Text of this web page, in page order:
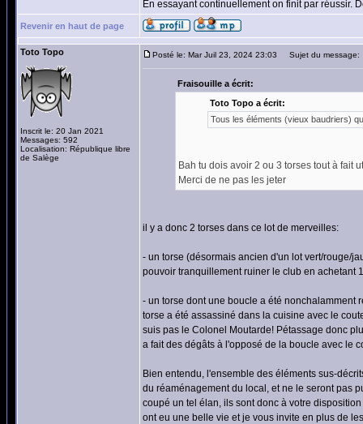
En essayant continuellement on finit par réussir.
Revenir en haut de page
Toto Topo
Inscrit le: 20 Jan 2021
Messages: 592
Localisation: République libre
de Salège
Posté le: Mar Juil 23, 2024 23:03 Sujet du message:
Fraisouille a écrit:
Toto Topo a écrit:
Tous les éléments (vieux baudriers)
Bah tu dois avoir 2 ou 3 torses tout à fait
Merci de ne pas les jeter
il y a donc 2 torses dans ce lot de merveilles:
- un torse (désormais ancien d'un lot vert/rouge/
pouvoir tranquillement ruiner le club en achetant
- un torse dont une boucle a été nonchalamment
torse a été assassiné dans la cuisine avec le
suis pas le Colonel Moutarde! Pétassage donc
a fait des dégâts à l'opposé de la boucle avec le
Bien entendu, l'ensemble des éléments sus-
du réaménagement du local, et ne le seront pas
coupé un tel élan, ils sont donc à votre
ont eu une belle vie et je vous invite en plus de